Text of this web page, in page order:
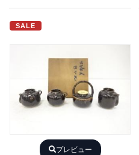
SALE
プレビュー